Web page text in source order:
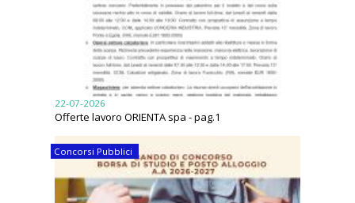
22-07-2026
Offerte lavoro ORIENTA spa - pag.1
Concorsi Pubblici